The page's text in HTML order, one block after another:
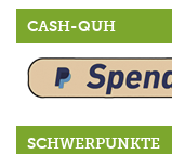
CASH-QUH
SCHWERPUNKTE